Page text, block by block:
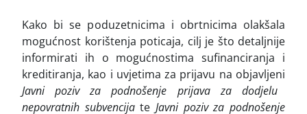
Kako bi se poduzetnicima i obrtnicima olakšala
mogućnost korištenja poticaja, cilj je što detaljnije
informirati ih o mogućnostima sufinanciranja i
kreditiranja, kao i uvjetima za prijavu na objavljeni
Javni poziv za podnošenje prijava za dodjelu
nepovratnih subvencijateJavni poziv za podnošenje